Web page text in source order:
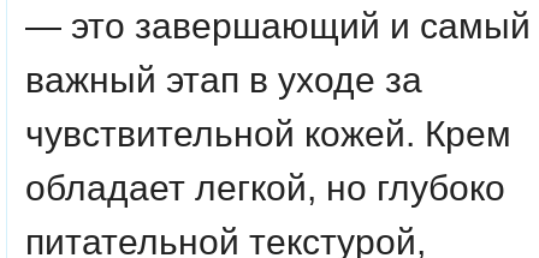
— это завершающий и самый
важный этап в уходе за
чувствительной кожей. Крем
обладает легкой, но глубоко
питательной текстурой,